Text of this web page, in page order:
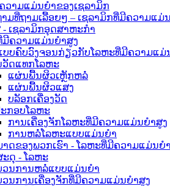
ວາມແມ່ນຍຳຂອງເຊລາມິກ
າມທີ່ຖາມເລື້ອຍໆ – ເຊລາມິກທີ່ມີຄວາມແມ່
- ເຊລາມິກອຸດສາຫະກຳ
ຄວາມແມ່ນຍໍາສູງ
ບບຄົບວົງຈອນກ່ຽວກັບໂລຫະທີ່ມີຄວາມແມ່
ວັດແທກໂລຫະ
ແຜ່ນພື້ນຜິວເຫຼັກຫລໍ່
ແຜ່ນພື້ນຜິວແສງ
ບລັອກເຄື່ອງວັດ
ກອບໂລຫະ
ການເຄື່ອງຈັກໂລຫະທີ່ມີຄວາມແມ່ນຍໍາສູງ
ການຫລໍ່ໂລຫະແບບແມ່ນຍໍາ
ດຂອງພວກເຮົາ - ໂລຫະທີ່ມີຄວາມແມ່ນຍໍ
ະດຸ - ໂລຫະ
ວນການຫລໍ່ແບບແມ່ນຍໍາ
ວນການເຄື່ອງຈັກທີ່ມີຄວາມແມ່ນຍໍາສູງ